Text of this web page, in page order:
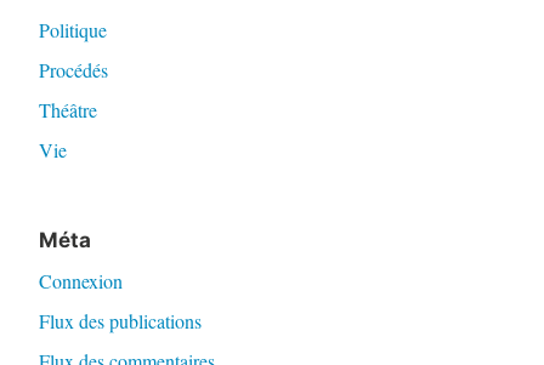
Politique
Procédés
Théâtre
Vie
Méta
Connexion
Flux des publications